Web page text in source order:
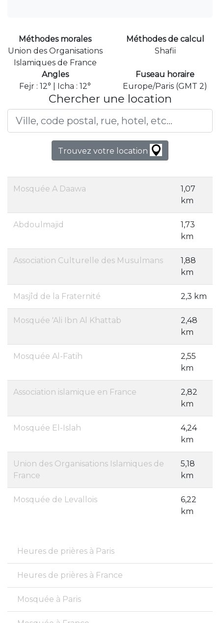
Méthodes morales
Union des Organisations
Islamiques de France
Méthodes de calcul
Shafii
Angles
Fejr : 12° | Icha : 12°
Fuseau horaire
Europe/Paris (GMT 2)
Chercher une location
Trouvez votre location
Mosquée A Daawa
1,07
km
Abdoulmajid
1,73
km
Association Culturelle des Musulmans
1,88
km
Masjîd de la Fraternité 2,3 km
Mosquée 'Ali Ibn Al Khattab
2,48
km
Mosquée Al-Fatih
2,55
km
Association islamique en France
2,82
km
Mosquée El-Islah
4,24
km
Union des Organisations Islamiques de
France
5,18
km
Mosquée de Levallois
6,22
km
Heures de prières à Paris
Heures de prières à France
Mosquée à Paris